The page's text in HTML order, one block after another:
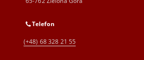
Telefon
(+48) 68 328 21 55